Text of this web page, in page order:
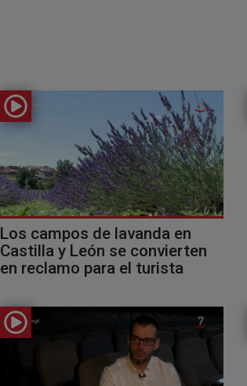
Los campos de lavanda en
Castilla y León se convierten
en reclamo para el turista